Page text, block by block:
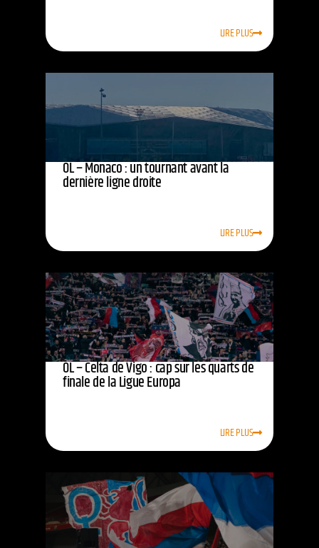
LIRE PLUS
OL – Monaco : un tournant avant la
dernière ligne droite
LIRE PLUS
OL – Celta de Vigo : cap sur les quarts de
finale de la Ligue Europa
LIRE PLUS